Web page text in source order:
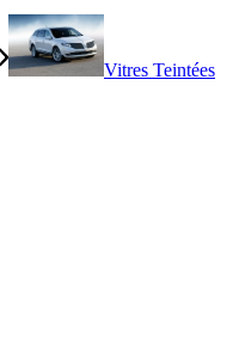
Vitres Teintées